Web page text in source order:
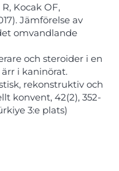
Kocak OF,
Jämförelse av
omvandlande
och steroider i en
i kaninörat.
rekonstruktiv och
konvent, 42(2), 352-
3:e plats)